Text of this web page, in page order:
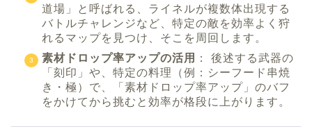
道場」と呼ばれる、ライネルが複数体出現する
バトルチャレンジなど、特定の敵を効率よく狩
れるマップを見つけ、そこを周回します。
素材ドロップ率アップの活用
： 後述する武器の
「刻印」や、特定の料理（例：シーフード串焼
き・極）で、「素材ドロップ率アップ」のバフ
をかけてから挑むと効率が格段に上がります。